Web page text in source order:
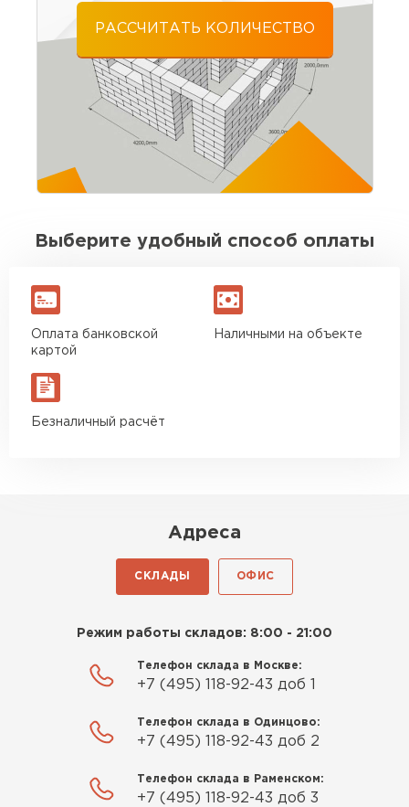
21.07.2025
Материал пришёл без брака, размеры
выдержаны. Для своих денег отличный
вариант. Буду брать ещё на перегородки
Игорь Савельев
09.08.2025
позвонил. Разгрузили быстро. По качеству
26.08.2025
Брали около 40 кубов. Стены подняли без
сюрпризов, кладка ровная. Экономия на
подрезке ощутимая
Газобетон нормальный, не крошится. Работать
удобно, швы получаются аккуратные. Свою
Евгений Фомин
29.09.2025
бюрократии. Всё чётко по договорённости.
Павел Корнеев
РАССЧИТАТЬ КОЛИЧЕСТВО
Выберите удобный способ оплаты
Оплата банковской
картой
Наличными на объекте
Безналичный расчёт
Адреса
СКЛАДЫ ОФИС
Режим работы складов: 8:00 - 21:00
Телефон склада в Москве:
+7 (495) 118-92-43 доб 1
Телефон склада в Одинцово:
+7 (495) 118-92-43 доб 2
Телефон склада в Раменском:
+7 (495) 118-92-43 доб 3